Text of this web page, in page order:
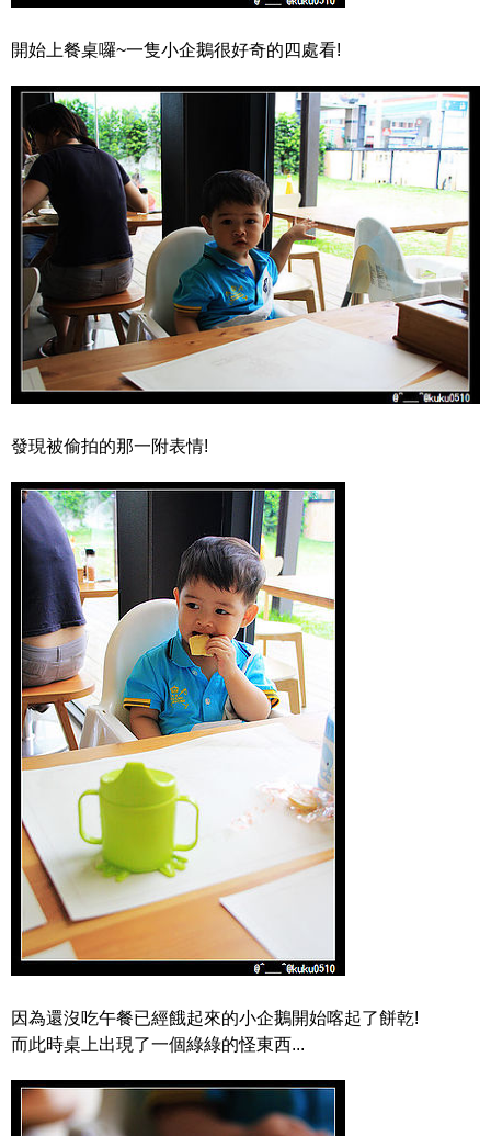
開始上餐桌囉~一隻小企鵝很好奇的四處看!
發現被偷拍的那一附表情!
因為還沒吃午餐已經餓起來的小企鵝開始喀起了餅乾!
而此時桌上出現了一個綠綠的怪東西...